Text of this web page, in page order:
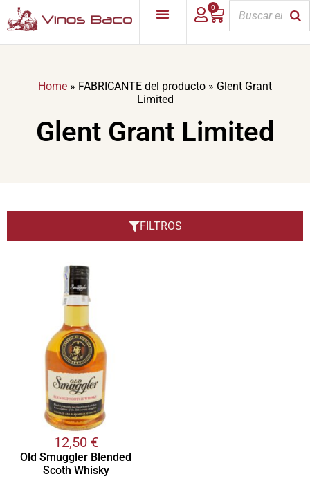
0
Home » FABRICANTE del producto » Glent Grant
Limited
Glent Grant Limited
12,50 €
Old Smuggler Blended
Scoth Whisky
FILTROS